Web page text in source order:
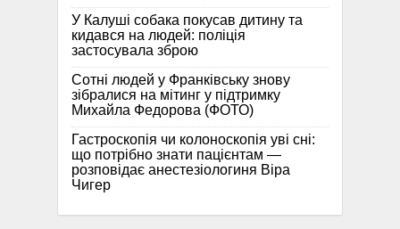
У Калуші собака покусав дитину та
кидався на людей: поліція
застосувала зброю
Сотні людей у Франківську знову
зібралися на мітинг у підтримку
Михайла Федорова (ФОТО)
Гастроскопія чи колоноскопія уві сні:
що потрібно знати пацієнтам —
розповідає анестезіологиня Віра
Чигер